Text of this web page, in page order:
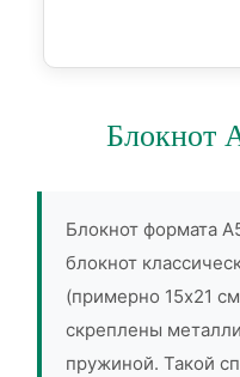
Блокнот
Блокнот формата
блокнот
(примерно 15х21
скреплены
пружиной. Такой